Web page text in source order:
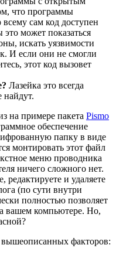
что программы
сам код доступен
может показаться
искать уязвимости
И если они не смогли
этот код вызовет
Лазейка это всегда
найдут.
на примере пакета Pismo
обеспечение
папку в виде
монтировать этот файл
меню проводника
ничего сложного нет.
редактируете и удаляете
(по сути внутри
полностью позволяет
вашем компьютере. Но,
вышеописанных факторов: